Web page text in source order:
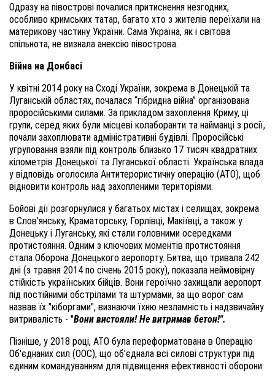
Одразу на півострові почалися притиснення незгодних,
особливо кримських татар, багато хто з жителів переїхали на
материкову частину України. Сама Україна, як і світова
спільнота, не визнала анексію півострова.
Війна на Донбасі
У квітні 2014 року на Сході України, зокрема в Донецькій та
Луганській областях, почалася “гібридна війна” організована
проросійськими силами. За прикладом захоплення Криму, ці
групи, серед яких були місцеві колаборанти та найманці з росії,
почали захоплювати адміністративні будівлі. Проросійські
угруповання взяли під контроль близько 17 тисяч квадратних
кілометрів Донецької та Луганської області. Українська влада
у відповідь оголосила Антитерористичну операцію (АТО), щоб
відновити контроль над захопленими територіями.
Бойові дії розгорнулися у багатьох містах і селищах, зокрема
в Слов'янську, Краматорську, Горлівці, Макіївці, а також у
Донецьку і Луганську, які стали головними осередками
протистояння. Одним з ключових моментів протистояння
стала Оборона Донецького аеропорту. Битва, що тривала 242
дні (з травня 2014 по січень 2015 року), показала неймовірну
стійкість українських бійців. Вони героїчно захищали аеропорт
під постійними обстрілами та штурмами, за що ворог сам
назвав їх "кіборгами", визнаючи їхню незламність і надзвичайну
витривалість - "Вони вистояли! Не витримав бетон!".
Пізніше, у 2018 році, АТО була переформатована в Операцію
Об'єднаних сил (ООС), що об'єднала всі силові структури під
єдиним командуванням для підвищення ефективності оборони.